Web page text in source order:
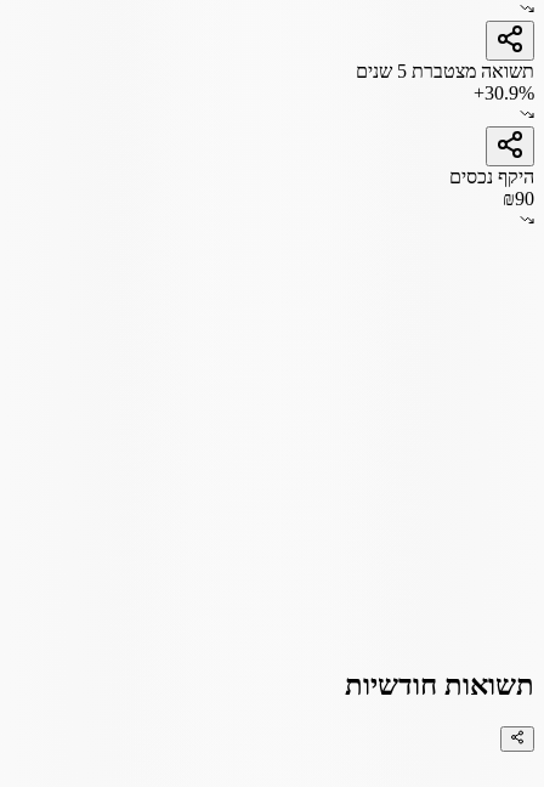
תשואה מצטברת 5 שנים
+30.9%
היקף נכסים
₪90
תשואות חודשיות